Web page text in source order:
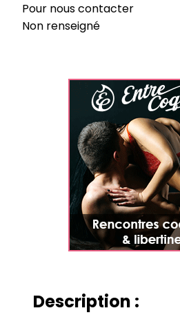
Pour nous contacter
Non renseigné
Description :